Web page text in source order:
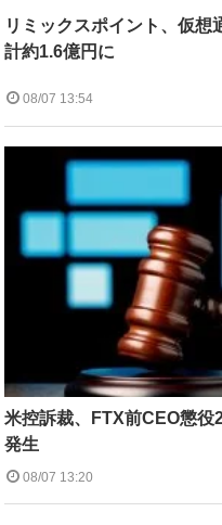
リミックスポイント、仮想
計約1.6億円に
08/07 13:54
米控訴裁、FTX前CEO懲
発生
08/07 13:20